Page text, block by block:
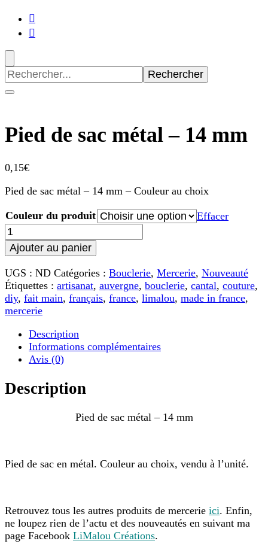
Recherche
pour
:
Pied de sac métal – 14 mm
0,15€
Pied de sac métal – 14 mm – Couleur au choix
Couleur du produit
Effacer
quantité
de
Pied
de
sac
métal
-
14
Ajouter au panier
UGS : ND Catégories : Bouclerie, Mercerie, Nouveauté
Étiquettes : artisanat, auvergne, bouclerie, cantal, couture,
diy, fait main, français, france, limalou, made in france,
mercerie
Description
Informations complémentaires
Avis (0)
Description
Pied de sac métal – 14 mm
Pied de sac en métal. Couleur au choix, vendu à l’unité.
Retrouvez tous les autres produits de mercerie ici. Enfin,
ne loupez rien de l’actu et des nouveautés en suivant ma
page Facebook LiMalou Créations.